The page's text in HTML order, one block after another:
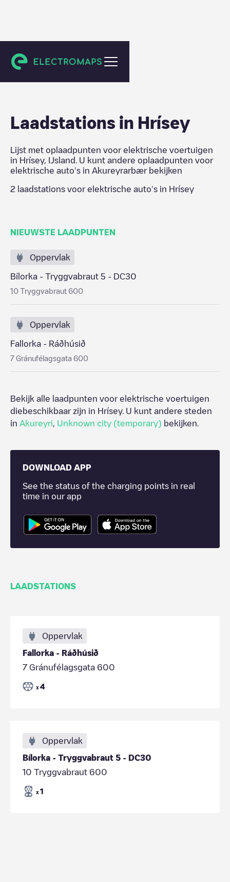
Akureyrarbær
Laadstations in Hrísey
Lijst met oplaadpunten voor elektrische voertuigen
in Hrísey, IJsland
. U kunt andere oplaadpunten voor
elektrische auto's in Akureyrarbærbekijken
2 laadstations voor elektrische auto's in Hrísey
NIEUWSTE LAADPUNTEN
Oppervlak
Bílorka - Tryggvabraut 5 - DC30
10 Tryggvabraut 600
Oppervlak
Fallorka - Ráðhúsið
7 Gránufélagsgata 600
Bekijk alle laadpunten voor elektrische voertuigen
diebeschikbaar zijn in Hrísey. U kunt andere steden
in Akureyri Unknown city (temporary) bekijken.
DOWNLOAD APP
See the status of the charging points in real
time in our app
LAADSTATIONS
Oppervlak
Fallorka - Ráðhúsið
7 Gránufélagsgata 600
x 4
Oppervlak
Bílorka - Tryggvabraut 5 - DC30
10 Tryggvabraut 600
x 1